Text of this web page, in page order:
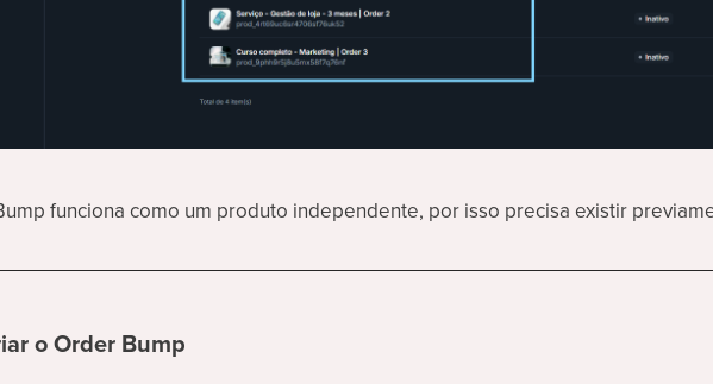
funciona como um produto independente, por isso precisa existir
o Order Bump